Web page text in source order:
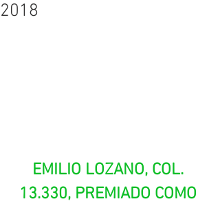
2018
EMILIO LOZANO, COL.
13.330, PREMIADO COMO